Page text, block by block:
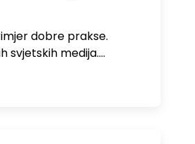
dobre prakse.
svjetskih medija.…